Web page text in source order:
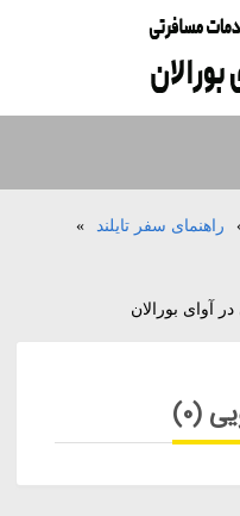
راهنمای سفر تایلند
»
آوای بورالان
(0)